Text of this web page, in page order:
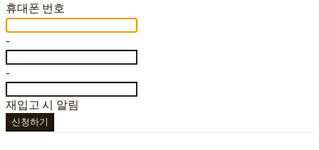
휴대폰 번호
-
-
재입고 시 알림
신청하기